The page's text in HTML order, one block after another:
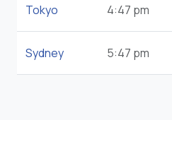
Tokyo 4:47 pm
Sydney 5:47 pm